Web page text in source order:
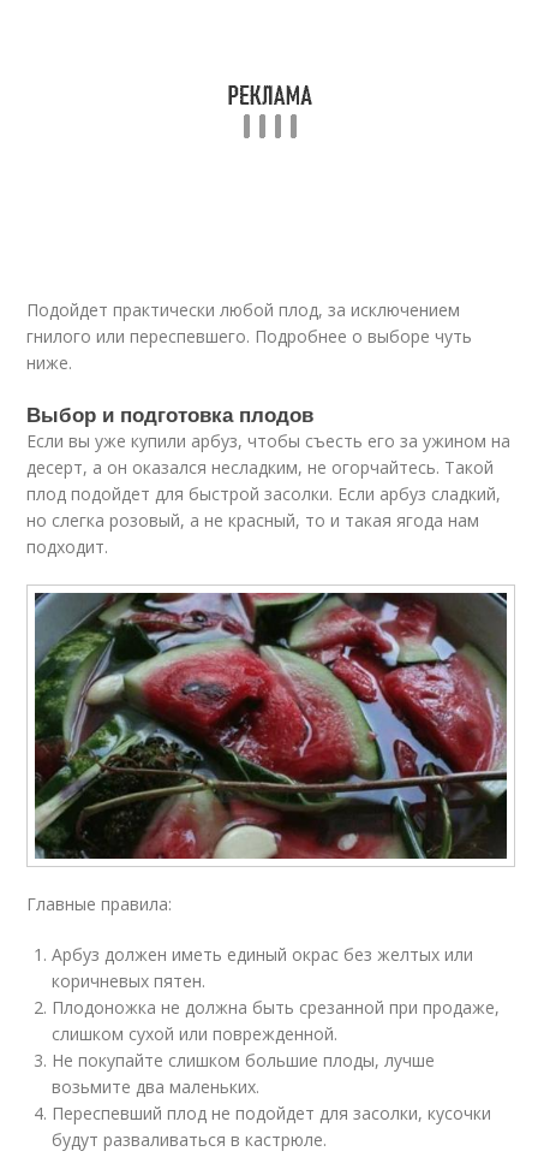
Подойдет практически любой плод, за исключением
гнилого или переспевшего. Подробнее о выборе чуть
ниже.
Выбор и подготовка плодов
Если вы уже купили арбуз, чтобы съесть его за ужином на
десерт, а он оказался несладким, не огорчайтесь. Такой
плод подойдет для быстрой засолки. Если арбуз сладкий,
но слегка розовый, а не красный, то и такая ягода нам
подходит.
Главные правила:
Арбуз должен иметь единый окрас без желтых или
коричневых пятен.
Плодоножка не должна быть срезанной при продаже,
слишком сухой или поврежденной.
Не покупайте слишком большие плоды, лучше
возьмите два маленьких.
Переспевший плод не подойдет для засолки, кусочки
будут разваливаться в кастрюле.